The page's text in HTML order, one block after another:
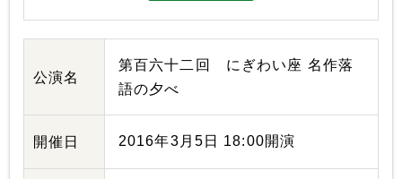
公演名
第百六十二回 にぎわい座 名作落
語の夕べ
開催日 2016年3月5日 18:00開演